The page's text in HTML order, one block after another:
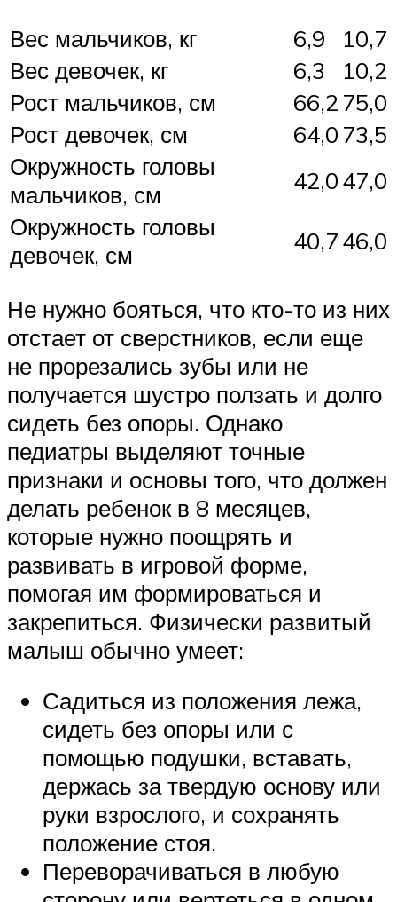
Вес мальчиков, кг
6,9
10,7
Вес девочек, кг
6,3
10,2
Рост мальчиков, см
66,2 75,0
Рост девочек, см
64,0 73,5
Окружность головы
мальчиков, см
42,047,0
Окружность головы
девочек, см
40,746,0
Не нужно бояться, что кто-то из них
отстает от сверстников, если еще
не прорезались зубы или не
получается шустро ползать и долго
сидеть без опоры. Однако
педиатры выделяют точные
признаки и основы того, что должен
делать ребенок в 8 месяцев,
которые нужно поощрять и
развивать в игровой форме,
помогая им формироваться и
закрепиться. Физически развитый
малыш обычно умеет:
Садиться из положения лежа,
сидеть без опоры или с
помощью подушки, вставать,
держась за твердую основу или
руки взрослого, и сохранять
положение стоя.
Переворачиваться в любую